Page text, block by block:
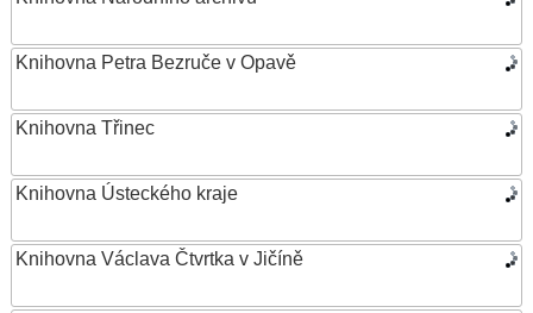
Knihovna Petra Bezruče v Opavě
Knihovna Třinec
Knihovna Ústeckého kraje
Knihovna Václava Čtvrtka v Jičíně